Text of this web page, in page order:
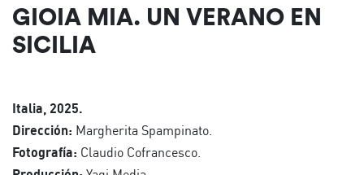
GIOIA MIA. UN VERANO EN
SICILIA
Italia, 2025.
Dirección: Margherita Spampinato.
Fotografía: Claudio Cofrancesco.